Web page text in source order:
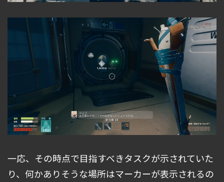
一応、その時点で目指すべきタスクが示されていた
り、何かありそうな場所はマーカーが表示されるの